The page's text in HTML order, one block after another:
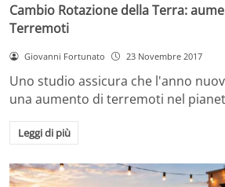
Cambio Rotazione della Terra:
Terremoti
Giovanni Fortunato 23 Novembre 2017
Uno studio assicura che l'anno
una aumento di terremoti nel
Leggi di più